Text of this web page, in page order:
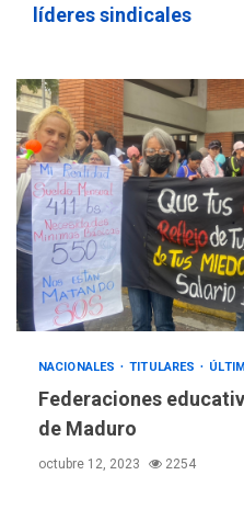
líderes sindicales
NACIONALES TITULARES
Federaciones
de Maduro
octubre 12, 2023 2254